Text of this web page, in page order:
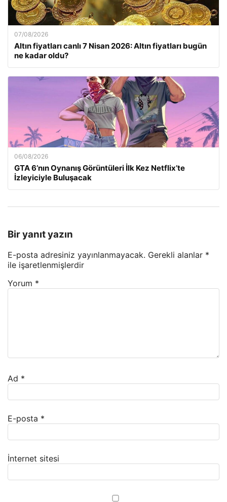
07/08/2026
Altın fiyatları canlı 7 Nisan 2026: Altın fiyatları bugün
ne kadar oldu?
06/08/2026
GTA 6’nın Oynanış Görüntüleri İlk Kez Netflix’te
İzleyiciyle Buluşacak
Bir yanıt yazın
E-posta adresiniz yayınlanmayacak. Gerekli alanlar *
ile işaretlenmişlerdir
Yorum *
Ad *
E-posta *
İnternet sitesi